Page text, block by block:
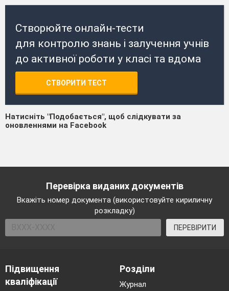
Створюйте онлайн-тести
для контролю знань і залучення учнів
до активної роботи у класі та вдома
СТВОРИТИ ТЕСТ
Натисніть "Подобається", щоб слідкувати за
оновленнями на Facebook
Перевірка виданих документів
Вкажіть номер документа (використовуйте кириличну
розкладку)
ПЕРЕВІРИТИ
Підвищення
кваліфікації
Розділи
Журнал